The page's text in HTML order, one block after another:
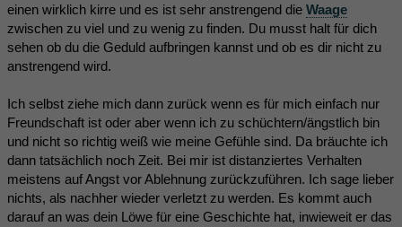
einen wirklich kirre und es ist sehr anstrengend die Waage
zwischen zu viel und zu wenig zu finden. Du musst halt für dich
sehen ob du die Geduld aufbringen kannst und ob es dir nicht zu
anstrengend wird.
Ich selbst ziehe mich dann zurück wenn es für mich einfach nur
Freundschaft ist oder aber wenn ich zu schüchtern/ängstlich bin
und nicht so richtig weiß wie meine Gefühle sind. Da bräuchte ich
dann tatsächlich noch Zeit. Bei mir ist distanziertes Verhalten
meistens auf Angst vor Ablehnung zurückzuführen. Ich sage lieber
nichts, als nachher wieder verletzt zu werden. Es kommt auch
darauf an was dein Löwe für eine Geschichte hat, inwieweit er das